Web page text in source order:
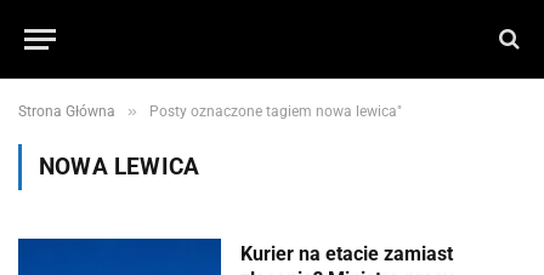
Strona Główna » Posty oznaczone tagiem nowa lewica"
NOWA LEWICA
Kurier na etacie zamiast